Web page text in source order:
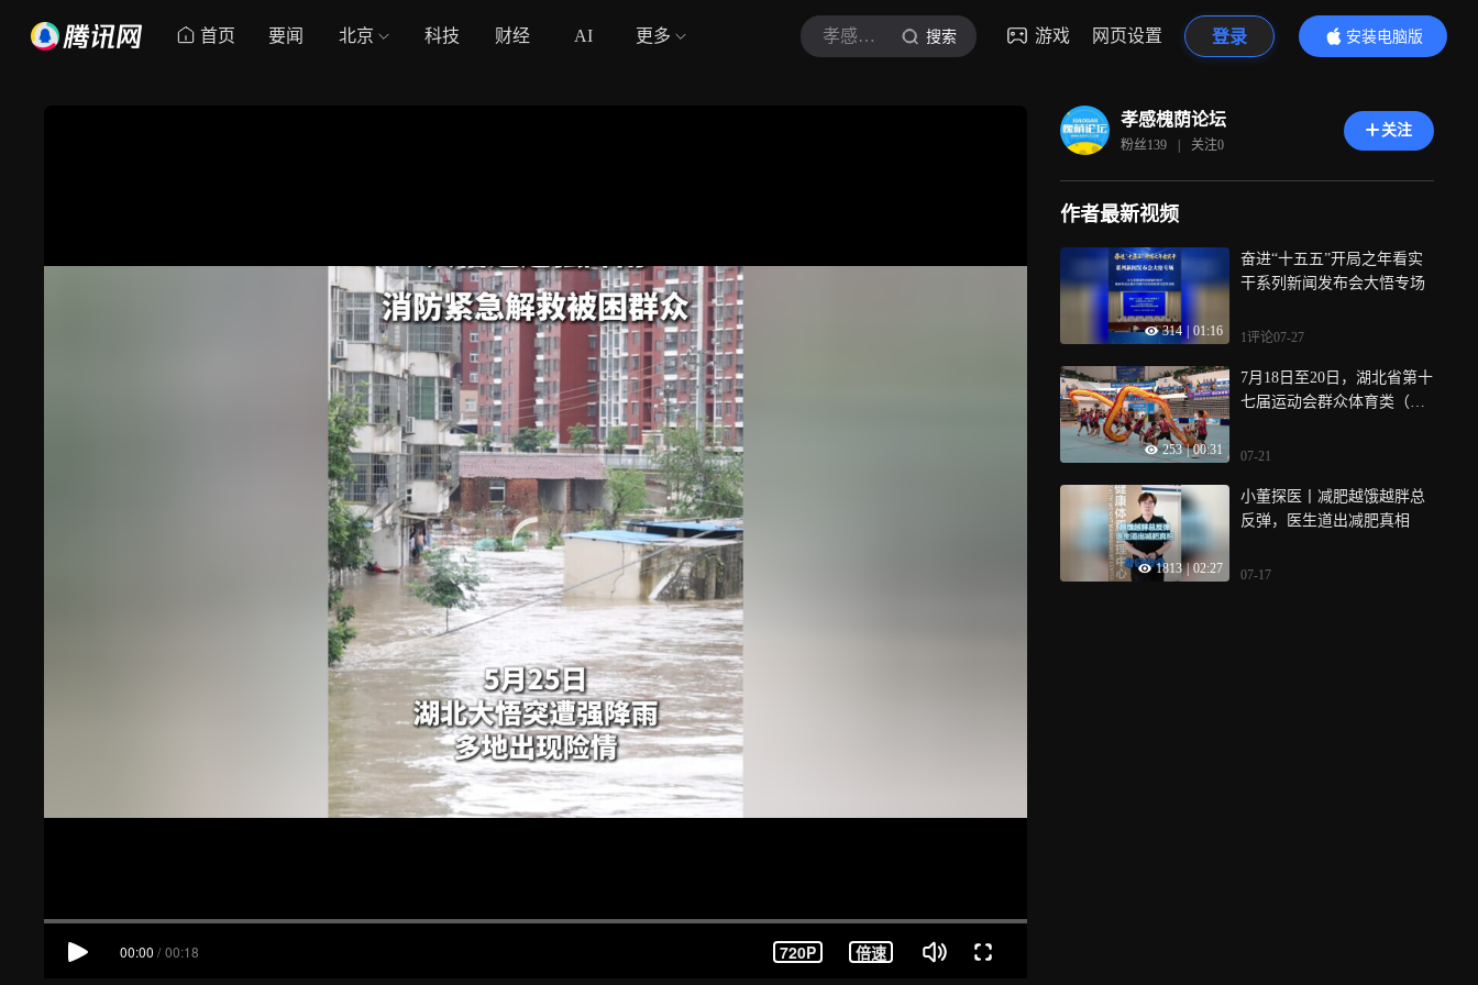
首页 要闻 北京 科技 财经 AI 更多 孝感槐荫论坛 搜索 游戏 网页设置 登录
安装电脑版
内容更精彩
00:00 / 00:18 720P 倍速
孝感槐荫论坛
粉丝139 | 关注0
关注
作者最新视频
314 01:16
奋进“十五五”开局之年看实
干系列新闻发布会大悟专场
1评论07-27
253 | 00:31
7月18日至20日，湖北省第十
七届运动会群众体育类（大
县正式开赛，经过3天的激烈
枚银牌和2枚铜牌
07-21
1813 | 02:27
小董探医丨减肥越饿越胖总
反弹，医生道出减肥真相
07-17